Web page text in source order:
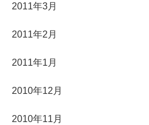
2011年3月
2011年2月
2011年1月
2010年12月
2010年11月